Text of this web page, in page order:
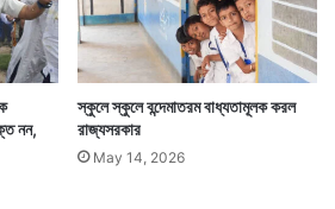
নন,
স্কুলে স্কুলে বন্দেমাতরম বাধ্যতামূলক করল
রাজ্যসরকার
May 14, 2026